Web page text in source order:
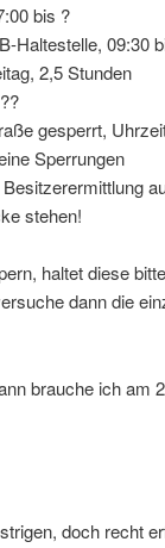
bis ?
Haltestelle, 09:30
2,5 Stunden
gesperrt,
Sperrungen
stehen!
haltet diese
dann die
brauche ich am
doch recht